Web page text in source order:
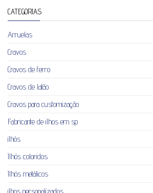
CATEGORIAS
Arruelas
Cravos
Cravos de ferro
Cravos de latão
Cravos para customização
Fabricante de ilhos em sp
ilhós
Ilhós coloridos
Ilhós metálicos